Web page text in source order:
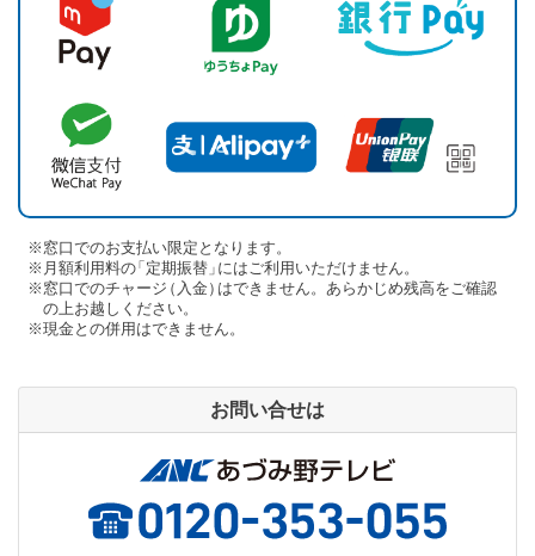
※窓口でのお支払い限定となります。
※月額利用料の「定期振替 」 にはご利用いただけません。
※窓口でのチャージ（入金 ） はできません。あらかじめ残高をご確認
の上お越しください。
※現金との併用はできません。
お問い合せは